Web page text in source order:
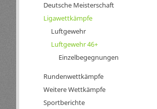
Deutsche Meisterschaft
Ligawettkämpfe
Luftgewehr
Luftgewehr 46+
Einzelbegegnungen
Rundenwettkämpfe
Weitere Wettkämpfe
Sportberichte